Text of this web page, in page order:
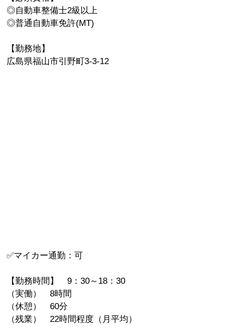
◎自動車整備士2級以上
◎普通自動車免許(MT)
【勤務地】
広島県福山市引野町3-3-12
✅マイカー通勤：可
【勤務時間】 9：30～18：30
（実働） 8時間
（休憩） 60分
（残業） 22時間程度（月平均）